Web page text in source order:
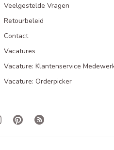
Veelgestelde Vragen
Retourbeleid
Contact
Vacatures
Vacature: Klantenservice
Vacature: Orderpicker